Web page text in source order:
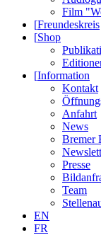
Film
[Freundeskreis
[Shop
[Information
Kontakt
Anfahrt
News
Bremer
Presse
Team
EN
FR